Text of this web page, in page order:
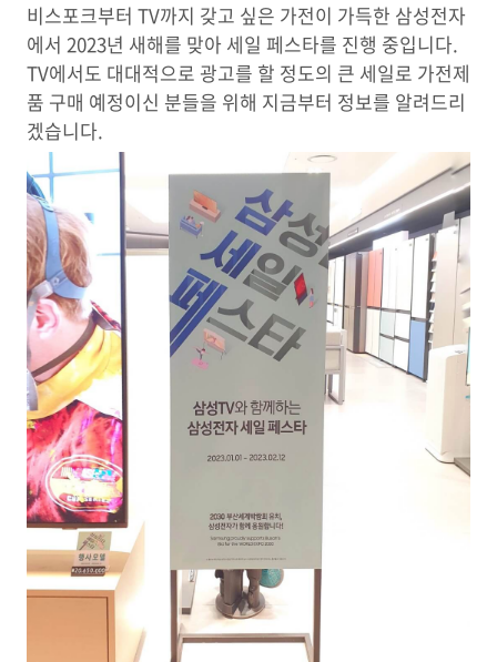
비스포크부터 TV까지 갖고 싶은 가전이 가득한 삼성전자
에서 2023년 새해를 맞아 세일 페스타를 진행 중입니다.
TV에서도 대대적으로 광고를 할 정도의 큰 세일로 가전제
품 구매 예정이신 분들을 위해 지금부터 정보를 알려드리
겠습니다.